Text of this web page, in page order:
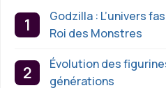
Godzilla : L’univers
Roi des Monstres
Évolution des
générations